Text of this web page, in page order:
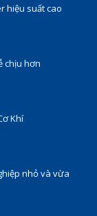
hiệu suất cao
chịu hơn
Khí
nhỏ và vừa